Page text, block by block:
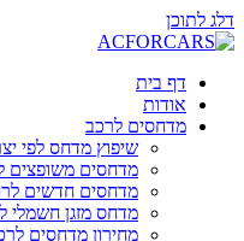
דלג לתוכן
דף בית
אודות
מדחסים לרכב
שיפוץ מדחס לפי
מדחסים משופצים
מדחסים חדשים
מדחס מזגן חשמלי
מחירון מדחסים